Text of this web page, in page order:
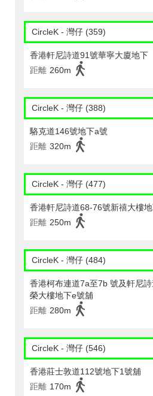
CircleK - 灣仔 (359)
香港軒尼詩道91號華寧大廈地下
距離 260m
CircleK - 灣仔 (388)
駱克道146號地下a號
距離 320m
CircleK - 灣仔 (477)
香港軒尼詩道68-76號新禧大樓
距離 250m
CircleK - 灣仔 (484)
香港柯布連道7a至7b 號及軒尼
榮大樓地下e號舖
距離 280m
CircleK - 灣仔 (546)
香港莊士敦道112號地下1號舖
距離 170m